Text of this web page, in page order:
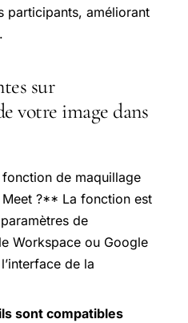
participants, améliorant
sur
votre image dans
de maquillage
?** La fonction est
de
Workspace ou Google
de la
sont compatibles